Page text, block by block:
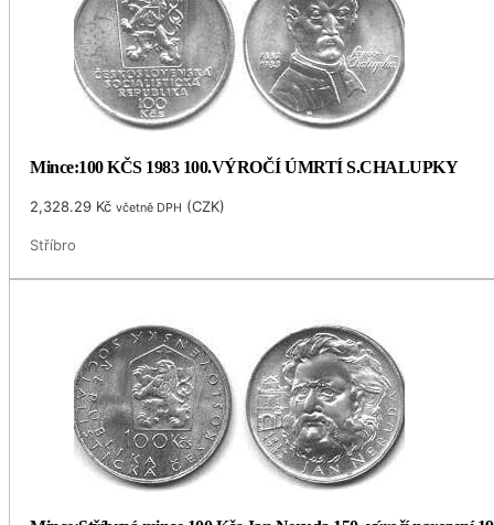
Mince:100 KČS 1983 100.VÝROČÍ ÚMRTÍ S.CHALUPKY
2,328.29 Kč včetně DPH (CZK)
Stříbro